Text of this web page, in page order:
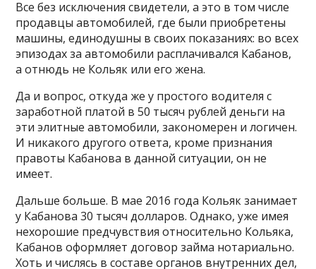
Все без исключения свидетели, а это в том числе
продавцы автомобилей, где были приобретены
машины, единодушны в своих показаниях: во всех
эпизодах за автомобили расплачивался Кабанов,
а отнюдь не Кольяк или его жена.
Да и вопрос, откуда же у простого водителя с
заработной платой в 50 тысяч рублей деньги на
эти элитные автомобили, закономерен и логичен.
И никакого другого ответа, кроме признания
правоты Кабанова в данной ситуации, он не
имеет.
Дальше больше. В мае 2016 года Кольяк занимает
у Кабанова 30 тысяч долларов. Однако, уже имея
нехорошие предчувствия относительно Кольяка,
Кабанов оформляет договор займа нотариально.
Хоть и числясь в составе органов внутренних дел,